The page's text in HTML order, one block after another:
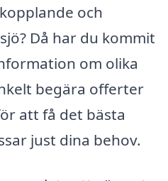
och
Då har du kommit
om olika
begära offerter
att få det bästa
just dina behov.